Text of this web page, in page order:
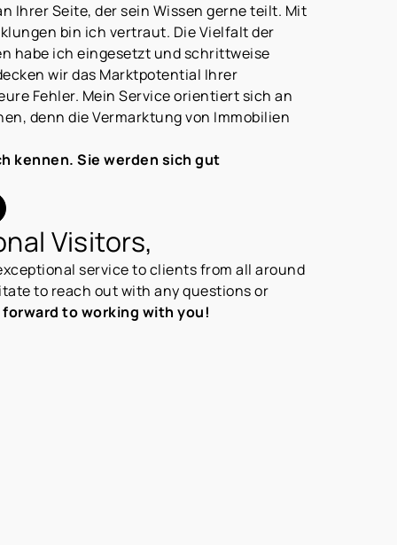
Ihrer Seite, der sein Wissen gerne teilt. Mit
bin ich vertraut. Die Vielfalt der
habe ich eingesetzt und schrittweise
wir das Marktpotential Ihrer
Fehler. Mein Service orientiert sich an
denn die Vermarktung von Immobilien
kennen. Sie werden sich gut
Visitors,
service to clients from all around
to reach out with any questions or
forward to working with you!